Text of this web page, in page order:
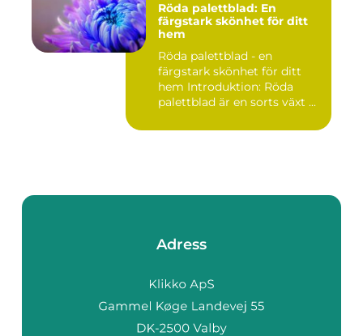
Röda palettblad: En
färgstark skönhet för ditt
hem
Röda palettblad - en
färgstark skönhet för ditt
hem Introduktion: Röda
palettblad är en sorts växt ...
Adress